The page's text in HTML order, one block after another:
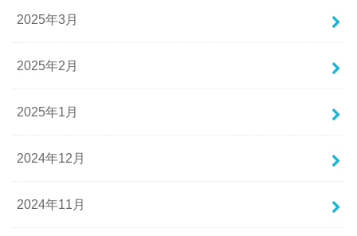
2025年3月
2025年2月
2025年1月
2024年12月
2024年11月